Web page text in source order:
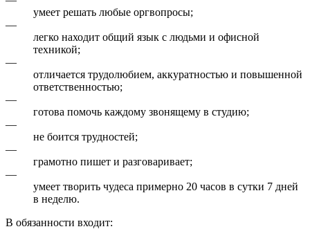
умеет решать любые оргвопросы;
—
легко находит общий язык с людьми и офисной
техникой;
—
отличается трудолюбием, аккуратностью и повышенной
ответственностью;
—
готова помочь каждому звонящему в студию;
—
не боится трудностей;
—
грамотно пишет и разговаривает;
—
умеет творить чудеса примерно 20 часов в сутки 7 дней
в неделю.
В обязанности входит: